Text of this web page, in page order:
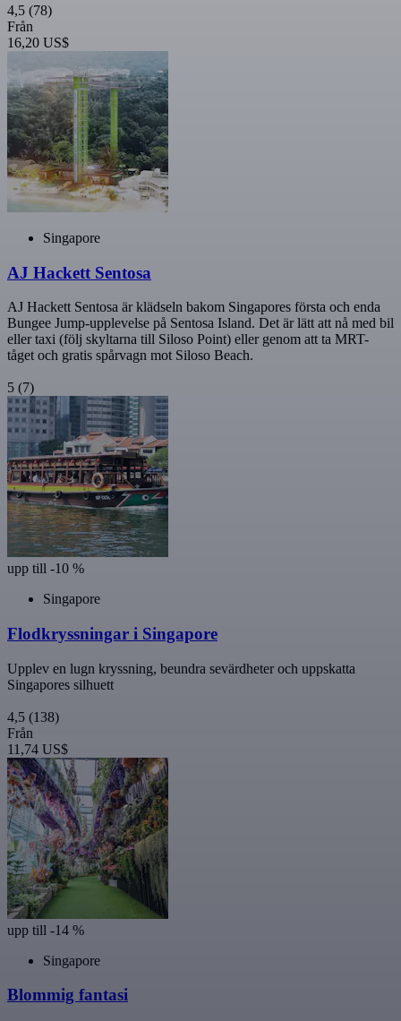
4,5 (78)
Från
16,20 US$
Singapore
AJ Hackett Sentosa
AJ Hackett Sentosa är klädseln bakom Singapores första och enda
Bungee Jump-upplevelse på Sentosa Island. Det är lätt att nå med bil
eller taxi (följ skyltarna till Siloso Point) eller genom att ta MRT-
tåget och gratis spårvagn mot Siloso Beach.
5 (7)
upp till -10 %
Singapore
Flodkryssningar i Singapore
Upplev en lugn kryssning, beundra sevärdheter och uppskatta
Singapores silhuett
4,5 (138)
Från
11,74 US$
upp till -14 %
Singapore
Blommig fantasi